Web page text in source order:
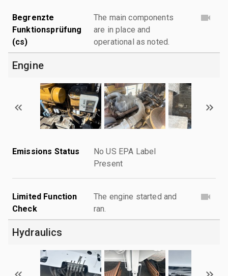
Begrenzte
Funktionsprüfung
(cs)
The main components
are in place and
operational as noted.
Engine
Emissions Status
No US EPA Label
Present
Limited Function
Check
The engine started and
ran.
Hydraulics